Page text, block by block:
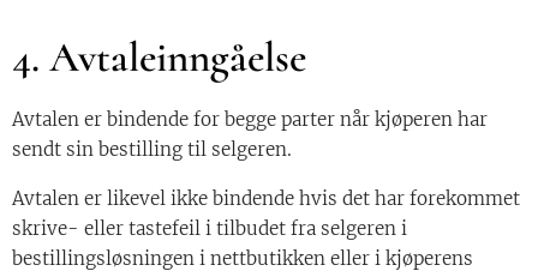
4. Avtaleinngåelse
Avtalen er bindende for begge parter når kjøperen har
sendt sin bestilling til selgeren.
Avtalen er likevel ikke bindende hvis det har forekommet
skrive- eller tastefeil i tilbudet fra selgeren i
bestillingsløsningen i nettbutikken eller i kjøperens